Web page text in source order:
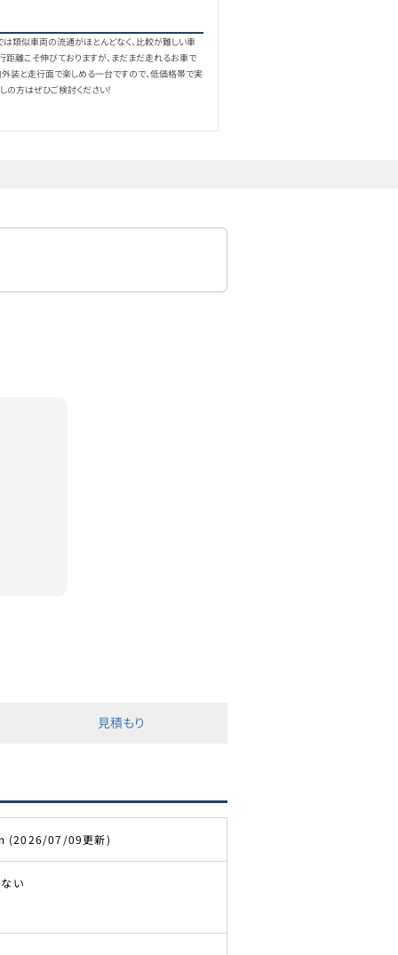
は類似車両の流通がほとんどなく、比較が難しい車
距離こそ伸びておりますが、まだまだ走れるお車で
外装と走行面で楽しめる一台ですので、低価格帯で実
方はぜひご検討ください！
見積もり
(2026/07/09更新)
い